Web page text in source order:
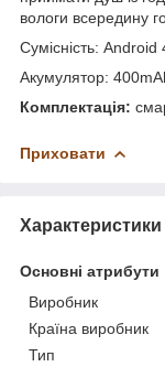
вологи всередину
Сумісність:
Акумулятор:
Комплектація:
Приховати
Характеристики
Основні атрибути
Виробник
Країна виробник
Тип